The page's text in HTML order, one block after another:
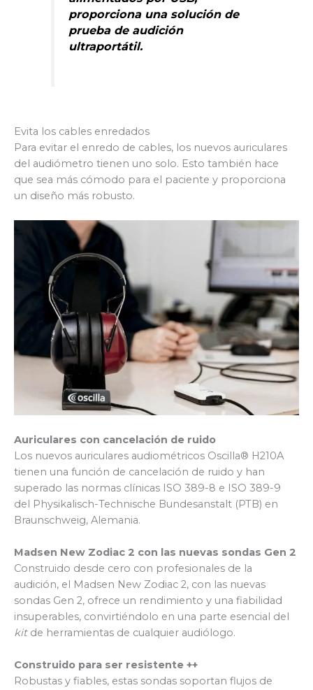
proporciona una solución de
prueba de audición
ultraportátil.
Evita los cables enredados
Para evitar el enredo de cables, los nuevos auriculares
del audiómetro tienen uno solo. Esto también hace
que sea más cómodo para el paciente y proporciona
un diseño más robusto.
Auriculares con cancelación de ruido
Los nuevos auriculares audiométricos Oscilla® H210A
tienen una función de cancelación de ruido y han
superado las normas clínicas ISO 389-8 e ISO 389-9
del Physikalisch-Technische Bundesanstalt (PTB) en
Braunschweig, Alemania.
Madsen New Zodiac 2 con las nuevas sondas Gen 2
Construido desde cero con profesionales de la
audición, el Madsen New Zodiac 2, con las nuevas
sondas Gen 2, ofrece un rendimiento y una fiabilidad
insuperables, convirtiéndolo en una parte esencial del
kitde herramientas de cualquier audiólogo.
Construido para ser resistente ++
Robustas y fiables, estas sondas soportan flujos de